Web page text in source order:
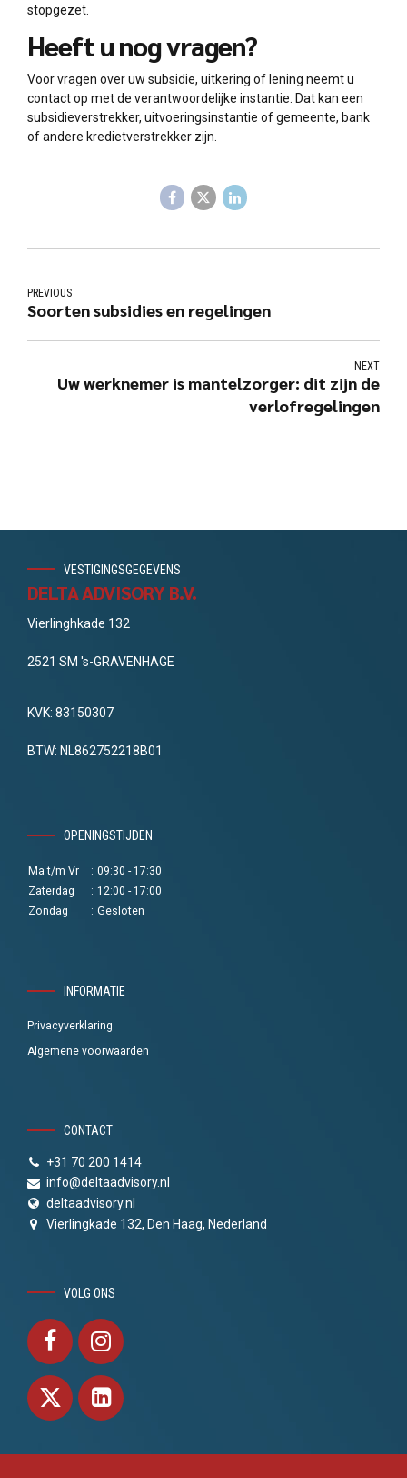
stopgezet.
Heeft u nog vragen?
Voor vragen over uw subsidie, uitkering of lening neemt u
contact op met de verantwoordelijke instantie. Dat kan een
subsidieverstrekker, uitvoeringsinstantie of gemeente, bank
of andere kredietverstrekker zijn.
PREVIOUS
Soorten subsidies en regelingen
NEXT
Uw werknemer is mantelzorger: dit zijn de
verlofregelingen
VESTIGINGSGEGEVENS
DELTA ADVISORY B.V.
Vierlinghkade 132
2521 SM 's-GRAVENHAGE
KVK: 83150307
BTW: NL862752218B01
OPENINGSTIJDEN
Ma t/m Vr : 09:30 - 17:30
Zaterdag
: 12:00 - 17:00
Zondag
: Gesloten
INFORMATIE
Privacyverklaring
Algemene voorwaarden
CONTACT
+31 70 200 1414
info@deltaadvisory.nl
deltaadvisory.nl
Vierlingkade 132, Den Haag, Nederland
VOLG ONS